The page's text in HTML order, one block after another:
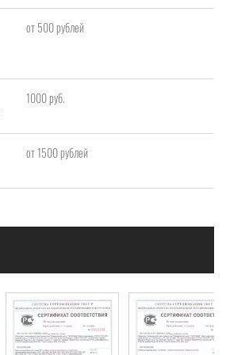
от 500 рублей
1000 руб.
от 1500 рублей